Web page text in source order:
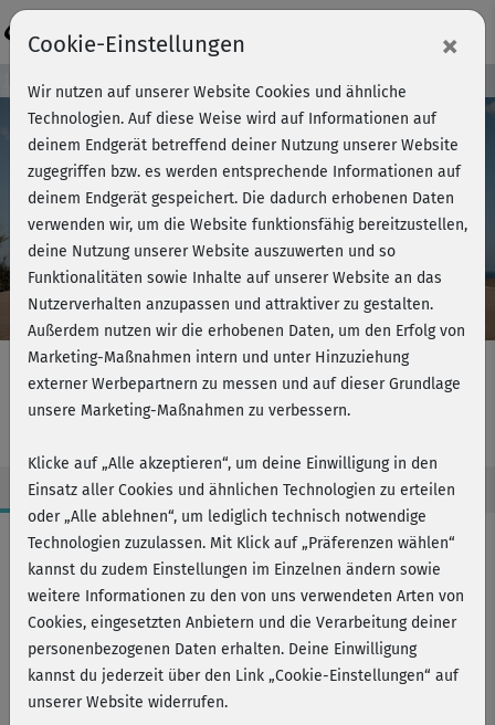
Play
Video
Kursvorschau - Jetzt mitmachen!
Dance Moves - Choreo 1+2
Workout-Facts
mittelschwer
16 Min
77 kcal
Michaela Süßbauer
Cookie-Einstellungen ×
Wir nutzen auf unserer Website Cookies und ähnliche
Technologien. Auf diese Weise wird auf Informationen auf
deinem Endgerät betreffend deiner Nutzung unserer Website
zugegriffen bzw. es werden entsprechende Informationen auf
deinem Endgerät gespeichert. Die dadurch erhobenen Daten
verwenden wir, um die Website funktionsfähig bereitzustellen,
deine Nutzung unserer Website auszuwerten und so
Funktionalitäten sowie Inhalte auf unserer Website an das
Nutzerverhalten anzupassen und attraktiver zu gestalten.
Außerdem nutzen wir die erhobenen Daten, um den Erfolg von
Marketing-Maßnahmen intern und unter Hinzuziehung
externer Werbepartnern zu messen und auf dieser Grundlage
unsere Marketing-Maßnahmen zu verbessern.
Klicke auf „Alle akzeptieren“, um deine Einwilligung in den
Einsatz aller Cookies und ähnlichen Technologien zu erteilen
oder „Alle ablehnen“, um lediglich technisch notwendige
Technologien zuzulassen. Mit Klick auf „Präferenzen wählen“
kannst du zudem Einstellungen im Einzelnen ändern sowie
weitere Informationen zu den von uns verwendeten Arten von
Cookies, eingesetzten Anbietern und die Verarbeitung deiner
personenbezogenen Daten erhalten. Deine Einwilligung
kannst du jederzeit über den Link „Cookie-Einstellungen“ auf
unserer Website widerrufen.